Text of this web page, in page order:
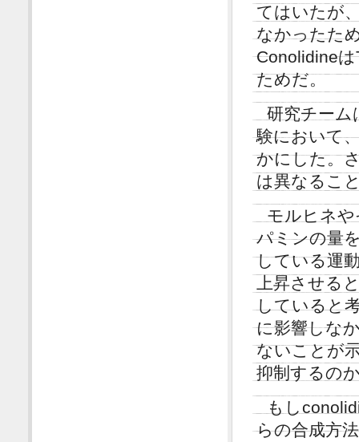
てはいたが
なかったた
Conolidine
ためだ。
研究チーム
験において
かにした。
は異なるこ
モルヒネ
パミンの量
している運
上昇させる
していると
に影響しな
ないことが
抑制するの
もし
らの合成方